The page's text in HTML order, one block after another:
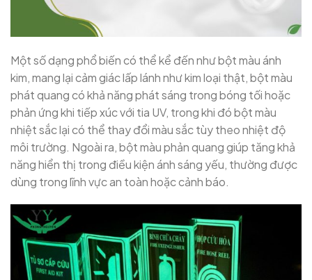
Một số dạng phổ biến có thể kể đến như bột màu ánh
kim, mang lại cảm giác lấp lánh như kim loại thật, bột màu
phát quang có khả năng phát sáng trong bóng tối hoặc
phản ứng khi tiếp xúc với tia UV, trong khi đó bột màu
nhiệt sắc lại có thể thay đổi màu sắc tùy theo nhiệt độ
môi trường. Ngoài ra, bột màu phản quang giúp tăng khả
năng hiển thị trong điều kiện ánh sáng yếu, thường được
dùng trong lĩnh vực an toàn hoặc cảnh báo.